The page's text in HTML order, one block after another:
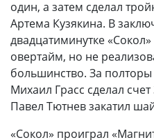
один, а затем сделал
Артема Кузякина. В
двадцатиминутке
овертайм, но не
большинство. За
Михаил Грасс сделал
Павел Тютнев закатил
«Сокол» проиграл